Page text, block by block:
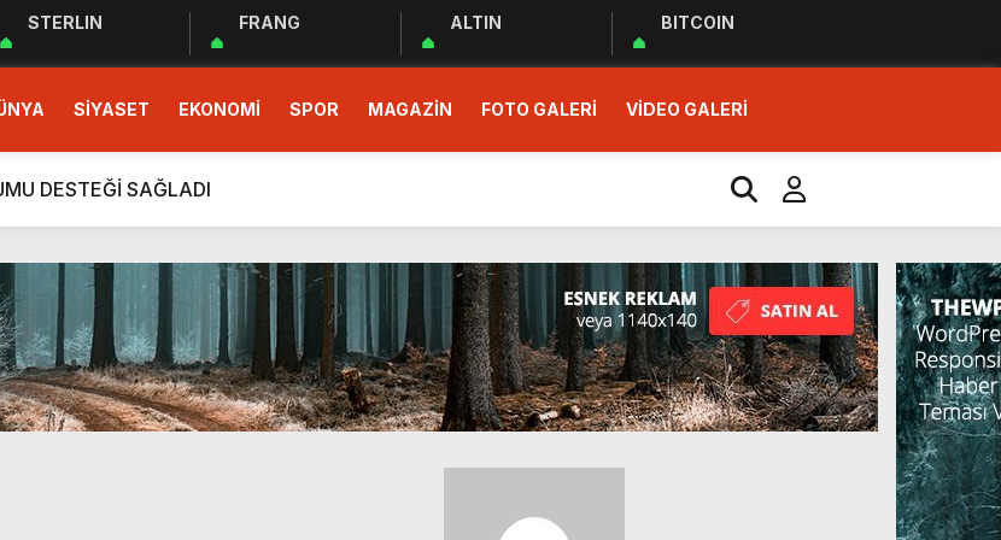
STERLIN FRANG ALTIN BITCOIN
SİYASET EKONOMİ SPOR MAGAZİN FOTO GALERİ VİDEO GALERİ
BAŞLADI
güvencesidir”
Şubesi’nden Ada İşitme Merkezi’ne Teşekkür Ziyareti
DESTEĞİ SAĞLADI
Takipte
YÜKSEK RİSKLİ GEBEYE EV ZİYARETİ
Talebidir”
Üçüncüsü Oldu
güvencesidir”